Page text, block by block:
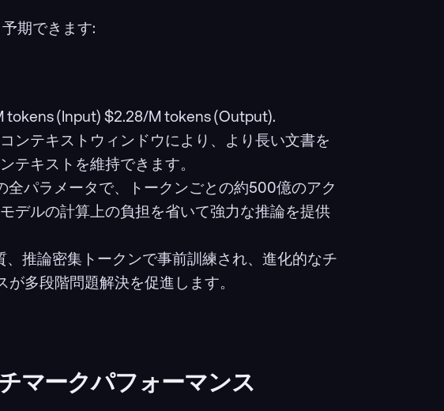
期できます:
tokens (Input) $2.28/M tokens (Output).
コンテキストウィンドウにより、より長い文書を
テキストを維持できます。
全パラメータで、トークンごとの約500億のアク
デルの計算上の負担を省いて強力な推論を提供
推論密集トークンで事前訓練され、進化的なチ
多段階問題解決を促進します。
マークパフォーマンス